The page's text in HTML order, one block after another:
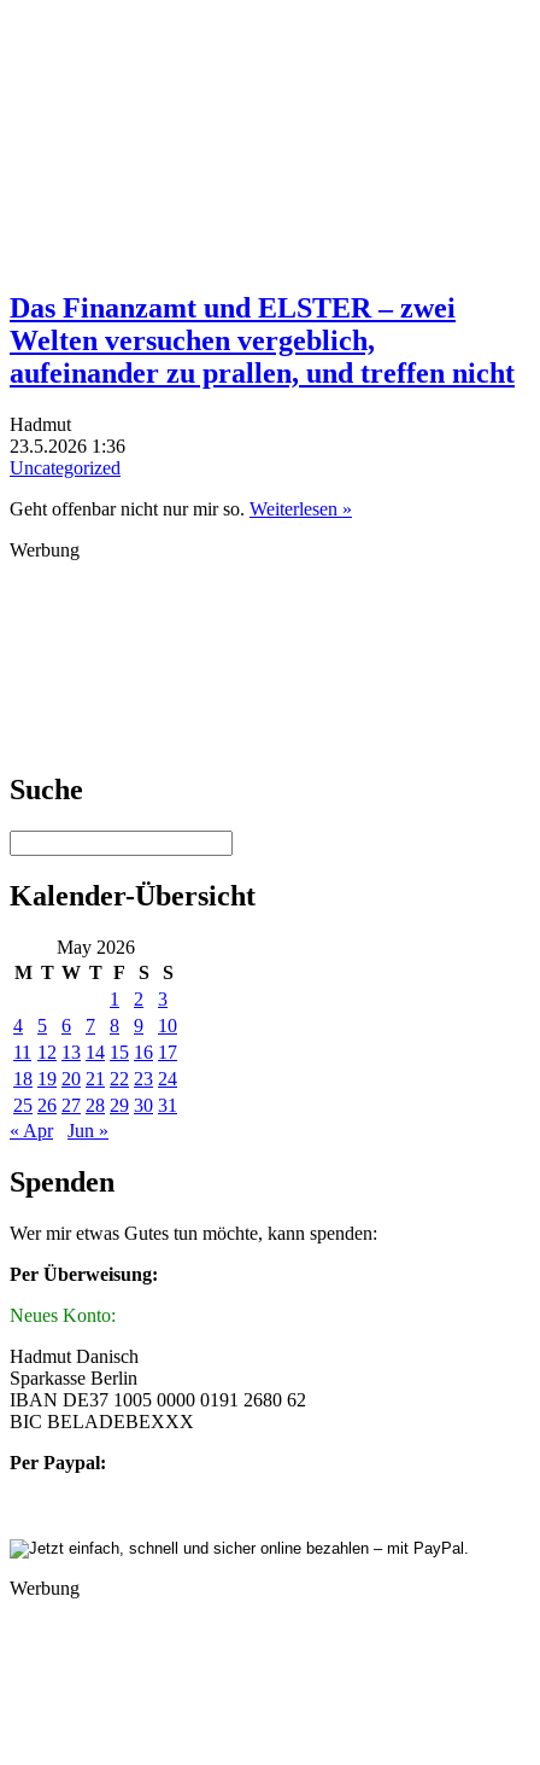
Das Finanzamt und ELSTER – zwei
Welten versuchen vergeblich,
aufeinander zu prallen, und treffen nicht
Hadmut
23.5.2026 1:36
Uncategorized
Geht offenbar nicht nur mir so. Weiterlesen »
Werbung
Suche
Kalender-Übersicht
May 2026
M T W T F S
S
1
2
3
4
5 6 7 8 9
10
11 12 13 14 15 16 17
18 19 20 21 22 23 24
25 26 27 28 29 30 31
« Apr
Jun »
Spenden
Wer mir etwas Gutes tun möchte, kann spenden:
Per Überweisung:
Neues Konto:
Hadmut Danisch
Sparkasse Berlin
IBAN DE37 1005 0000 0191 2680 62
BIC BELADEBEXXX
Per Paypal:
Werbung